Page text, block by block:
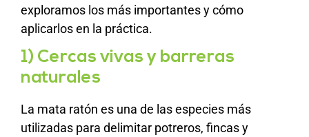
exploramos los más importantes y cómo
aplicarlos en la práctica.
1) Cercas vivas y barreras
naturales
La mata ratón es una de las especies más
utilizadas para delimitar potreros, fincas y